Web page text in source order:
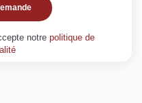
notre politique de